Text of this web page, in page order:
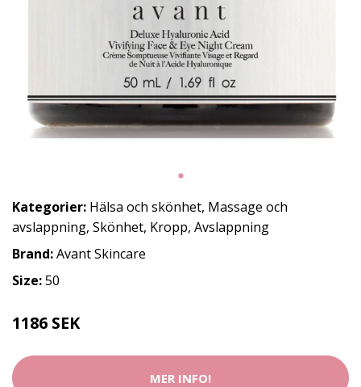
Kategorier: Hälsa och skönhet, Massage och
avslappning, Skönhet, Kropp, Avslappning
Brand:Avant Skincare
Size:50
1186 SEK
MER INFO!